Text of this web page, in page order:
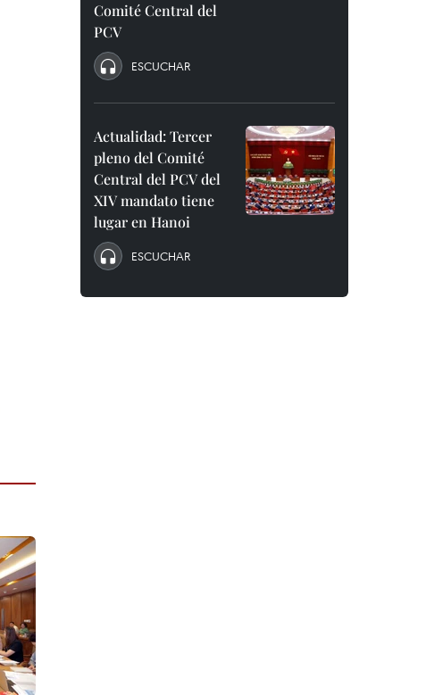
Comité Central del
PCV
ESCUCHAR
Actualidad: Tercer
pleno del Comité
Central del PCV del
XIV mandato tiene
lugar en Hanoi
ESCUCHAR